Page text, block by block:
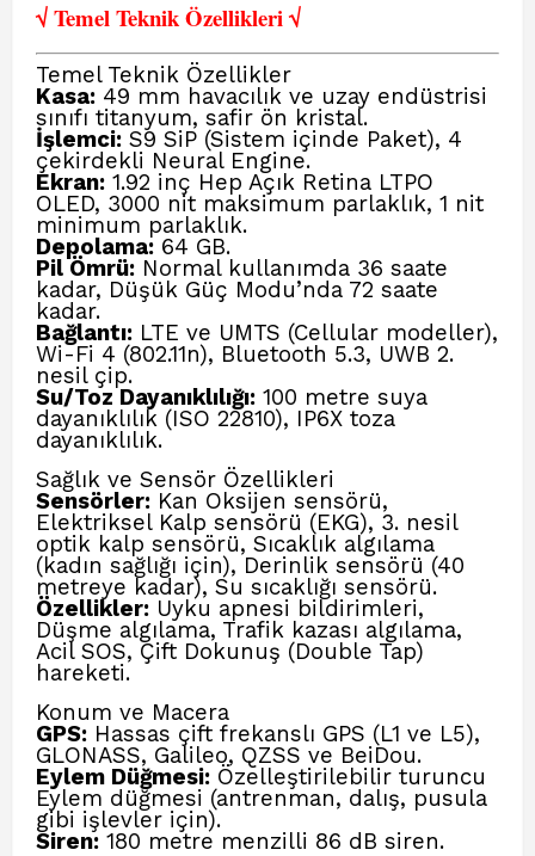
√ Temel Teknik Özellikleri √
Temel Teknik Özellikler
Kasa: 49 mm havacılık ve uzay endüstrisi
sınıfı titanyum, safir ön kristal.
İşlemci: S9 SiP (Sistem içinde Paket), 4
çekirdekli Neural Engine.
Ekran: 1.92 inç Hep Açık Retina LTPO
OLED, 3000 nit maksimum parlaklık, 1 nit
minimum parlaklık.
Depolama: 64 GB.
Pil Ömrü: Normal kullanımda 36 saate
kadar, Düşük Güç Modu’nda 72 saate
kadar.
Bağlantı: LTE ve UMTS (Cellular modeller),
Wi-Fi 4 (802.11n), Bluetooth 5.3, UWB 2.
nesil çip.
Su/Toz Dayanıklılığı: 100 metre suya
dayanıklılık (ISO 22810), IP6X toza
dayanıklılık.
Sağlık ve Sensör Özellikleri
Sensörler: Kan Oksijen sensörü,
Elektriksel Kalp sensörü (EKG), 3. nesil
optik kalp sensörü, Sıcaklık algılama
(kadın sağlığı için), Derinlik sensörü (40
metreye kadar), Su sıcaklığı sensörü.
Özellikler: Uyku apnesi bildirimleri,
Düşme algılama, Trafik kazası algılama,
Acil SOS, Çift Dokunuş (Double Tap)
hareketi.
Konum ve Macera
GPS: Hassas çift frekanslı GPS (L1 ve L5),
GLONASS, Galileo, QZSS ve BeiDou.
Eylem Düğmesi: Özelleştirilebilir turuncu
Eylem düğmesi (antrenman, dalış, pusula
gibi işlevler için).
Siren: 180 metre menzilli 86 dB siren.